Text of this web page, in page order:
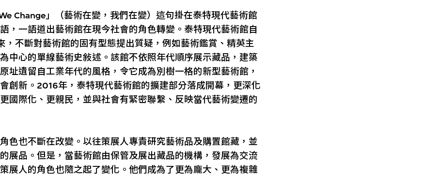
Change」（藝術在變，我們在變）這句掛在泰特現代藝術館
，一語道出藝術館在現今社會的角色轉變。泰特現代藝術館自
不斷對藝術館的固有型態提出質疑，例如藝術鑑賞、精英主
中心的單線藝術史敍述。該館不依照年代順序展示藏品，建築
址遺留自工業年代的風格，令它成為別樹一格的新型藝術館，
創新。2016年，泰特現代藝術館的擴建部分落成開幕，更深化
國際化、更親民，並與社會有緊密聯繫、反映當代藝術變遷的
色也不斷在改變。以往策展人專責研究藝術品及購置館藏，並
展品。但是，當藝術館由保管及展出藏品的機構，發展為交流
展人的角色也隨之起了變化。他們成為了更為龐大、更為複雜